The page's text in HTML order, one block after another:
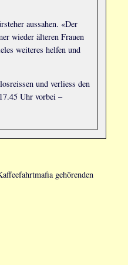
aussahen. «Der
wieder älteren Frauen
weiteres helfen und
und verliess den
Uhr vorbei –
gehörenden